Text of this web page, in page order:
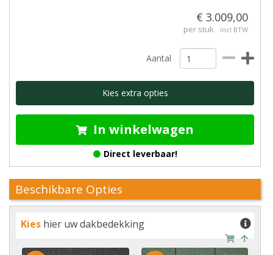
€ 3.009,00
per stuk incl BTW
Aantal
Kies extra opties
In winkelwagen
Direct leverbaar!
Beschikbare Opties
Kies hier uw dakbedekking